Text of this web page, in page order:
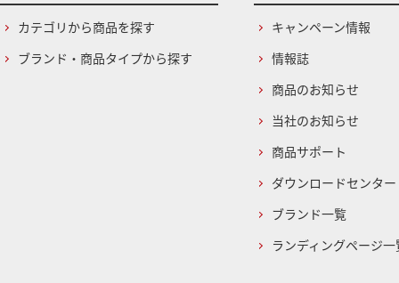
カテゴリから商品を探す
ブランド・商品タイプから探す
キャンペーン情報
情報誌
商品のお知らせ
当社のお知らせ
商品サポート
ダウンロードセンター
ブランド一覧
ランディングページ一